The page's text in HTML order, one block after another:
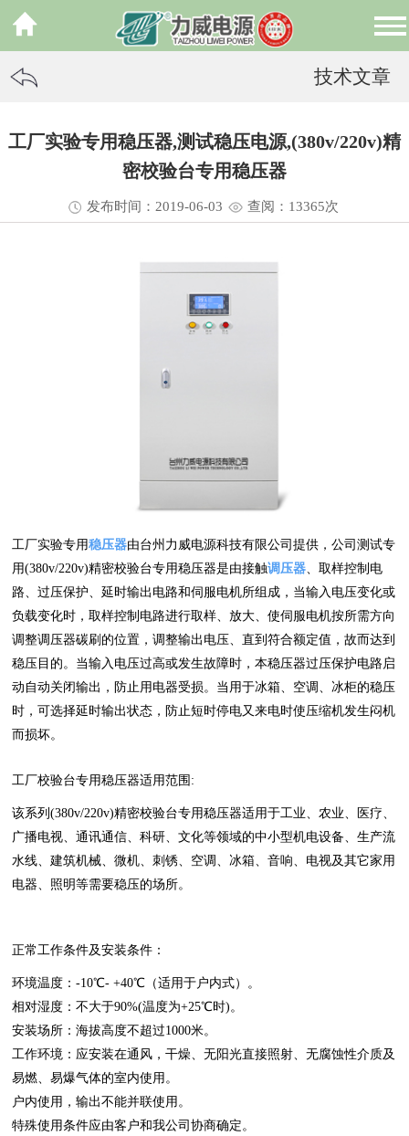
技术文章
工厂实验专用稳压器,测试稳压电源,(380v/220v)精
密校验台专用稳压器
发布时间：2019-06-03 查阅：13365次
工厂实验专用稳压器由台州力威电源科技有限公司提供，公司测试专
用(380v/220v)精密校验台专用稳压器是由接触调压器、取样控制电
路、过压保护、延时输出电路和伺服电机所组成，当输入电压变化或
负载变化时，取样控制电路进行取样、放大、使伺服电机按所需方向
调整调压器碳刷的位置，调整输出电压、直到符合额定值，故而达到
稳压目的。当输入电压过高或发生故障时，本稳压器过压保护电路启
动自动关闭输出，防止用电器受损。当用于冰箱、空调、冰柜的稳压
时，可选择延时输出状态，防止短时停电又来电时使压缩机发生闷机
而损坏。
工厂校验台专用稳压器适用范围:
该系列(380v/220v)精密校验台专用稳压器适用于工业、农业、医疗、
广播电视、通讯通信、科研、文化等领域的中小型机电设备、生产流
水线、建筑机械、微机、刺锈、空调、冰箱、音响、电视及其它家用
电器、照明等需要稳压的场所。
正常工作条件及安装条件：
环境温度：-10℃- +40℃（适用于户内式）。
相对湿度：不大于90%(温度为+25℃时)。
安装场所：海拔高度不超过1000米。
工作环境：应安装在通风，干燥、无阳光直接照射、无腐蚀性介质及
易燃、易爆气体的室内使用。
户内使用，输出不能并联使用。
特殊使用条件应由客户和我公司协商确定。